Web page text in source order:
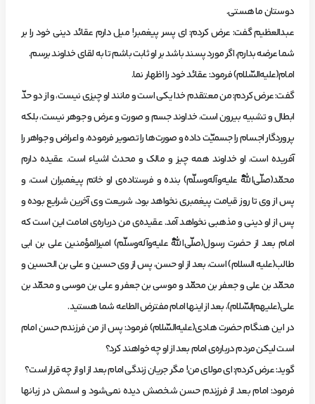
دوستان‌ ما هستي.
‌عبدالعظيم‌ گفت: عرض‌ كردم: اي‌ پسر پيغمبر! ميل‌ دارم‌ عقائد ديني‌ خود را بر
شما عرضه‌ بدارم، اگر مورد پسند باشد بر او ثابت‌ باشم‌ تا به‌ لقاي‌ خداوند برسم.
‌امام(عليه‌السّلام) فرمود: عقائد خود را اظهار نما.
‌گفت: عرض‌ كردم: من‌ معتقدم‌ خدا يكي‌ است‌ و مانند او چيزي‌ نيست، و از دو حدّ
ابطال‌ و تشبيه‌ بيرون‌ است، خداوند جسم‌ و صورت‌ و عرض‌ و جوهر نيست، بلكه‌
پروردگار اجسام‌ را جسميّت‌ داده‌ و صورت‌ها را تصوير فرموده، و اعراض‌ و جواهر را
آفريده‌ است، او خداوند همه‌ چيز و مالك‌ و محدث‌ اشياء است. عقيده‌ دارم‌
محمّد(صلّي‌اللّهُ عليه‌وآله‌وسلّم) بنده‌ و فرستاده‌ي‌ او خاتم‌ پيغمبران‌ است، و
پس‌ از وي‌ تا روز قيامت‌ پيغمبري‌ نخواهد بود، شريعت‌ وي‌ آخرين‌ شرايع‌ بوده‌ و
پس‌ از او ديني‌ و مذهبي‌ نخواهد آمد. عقيده‌ي‌ من‌ درباره‌ي‌ امامت‌ اين‌ است‌ كه‌
امام‌ بعد از حضرت‌ رسول(صلّي‌اللّهُ عليه‌وآله‌وسلّم) اميرالمؤ‌منين‌ علي‌ بن‌ ابي‌
طالب(عليه السلا‌م) است، بعد از او حسن، پس‌ از وي‌ حسين‌ و علي‌ بن‌ الحسين‌ و
محمّد بن‌ علي‌ و جعفر بن‌ محمّد و موسي‌ بن‌ جعفر و علي‌ بن‌ موسي‌ و محمّد بن‌
علي(عليهم‌السّلام)، بعد از اينها امام‌ مفترض‌ الطاعه‌ شما هستيد.
در اين‌ هنگام‌ حضرت‌ هادي(عليه‌السّلام) فرمود: پس‌ از من‌ فرزندم‌ حسن‌ امام‌
است‌ ليكن‌ مردم‌ درباره‌ي‌ امام‌ بعد از او چه‌ خواهند كرد؟
‌گويد: عرض‌ كردم: اي‌ مولاي‌ من! مگر جريان‌ زندگي‌ امام‌ بعد از او از چه‌ قرار است؟
‌فرمود: امام‌ بعد از فرزندم‌ حسن‌ شخصش‌ ديده‌ نمي‌شود و اسمش‌ در زبانها